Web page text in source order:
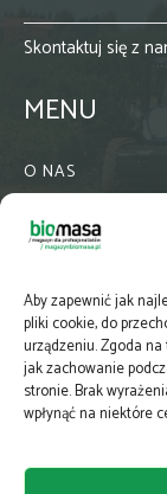
Aby zapewnić jak
pliki cookie, do
urządzeniu. Zgoda
jak zachowanie
stronie. Brak
wpłynąć na niektóre
Skontaktuj się z
MENU
O NAS
WSPÓŁPRACA
PRENUMERATA
NEWSLETTER
MAPY
E-WYDANIE